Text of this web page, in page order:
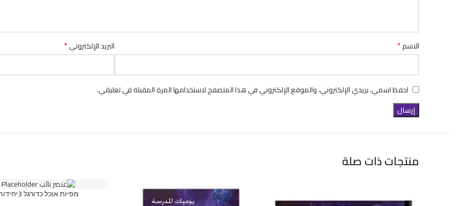
الاسم* البريد الإلكتروني*
احفظ اسمي، بريدي الإلكتروني، والموقع الإلكتروني في هذا المتصفح لاستخدامها المرة المقبلة في تعليقي.
منتجات ذات صلة
מפיות אוכל כדורגל 3יחידות